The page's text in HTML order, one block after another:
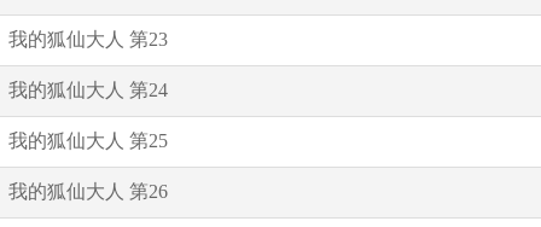
我的狐仙大人 第23
我的狐仙大人 第24
我的狐仙大人 第25
我的狐仙大人 第26